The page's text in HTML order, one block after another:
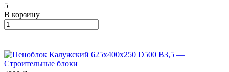
5
В корзину